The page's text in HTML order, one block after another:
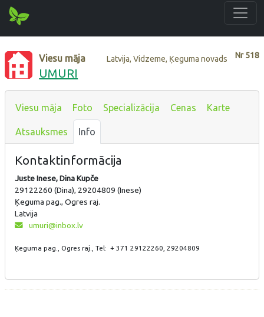
Nr518
Viesu māja Latvija, Vidzeme, Ķeguma novads
UMURI
Viesu māja Foto Specializācija Cenas Karte
Atsauksmes Info
Kontaktinformācija
Juste Inese, Dina Kupče
29122260 (Dina), 29204809 (Inese)
Ķeguma pag., Ogres raj.
Latvija
umuri@inbox.lv
Ķeguma pag., Ogres raj., Tel: + 371 29122260, 29204809